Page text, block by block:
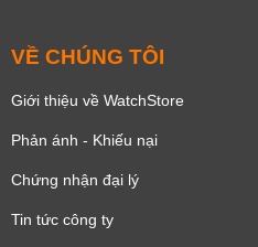
VỀ CHÚNG TÔI
Giới thiệu về WatchStore
Phản ánh - Khiếu nại
Chứng nhận đại lý
Tin tức công ty